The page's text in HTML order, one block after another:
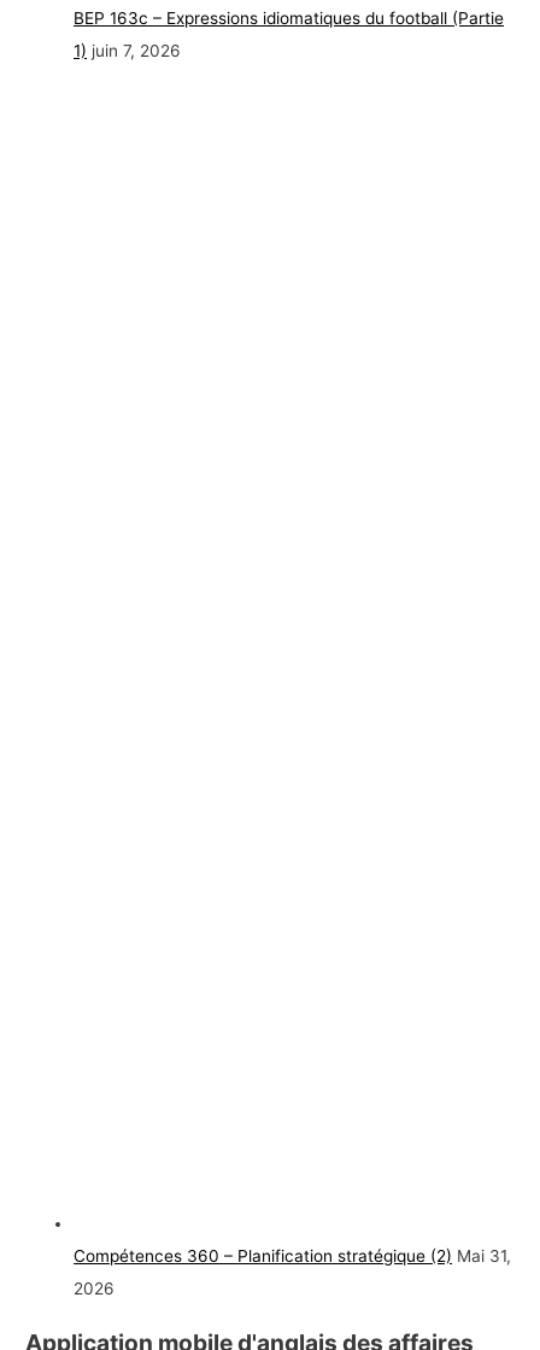
BEP 163c – Expressions idiomatiques du football (Partie
1) juin 7, 2026
Compétences 360 – Planification stratégique (2) Mai 31,
2026
Application mobile d'anglais des affaires